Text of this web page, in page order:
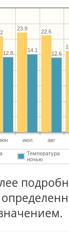
июл авг
22.6
23.9
12.6
14.1
12.8
Температура
ночью